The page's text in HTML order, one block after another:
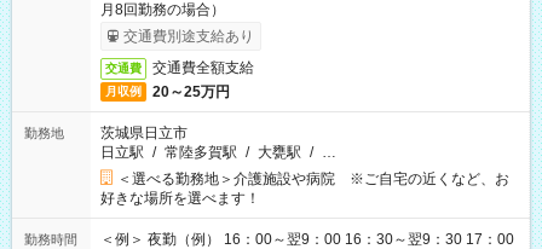
月8回勤務の場合）
交通費別途支給あり
交通費 交通費全額支給
月収例 20～25万円
勤務地
茨城県日立市
日立駅 / 常陸多賀駅 / 大甕駅 / …
＜選べる勤務地＞介護施設や病院 ※ご自宅の近くなど、お
好きな場所を選べます！
勤務時間
＜例＞ 夜勤（例） 16：00～翌9：00 16：30～翌9：30 17：00